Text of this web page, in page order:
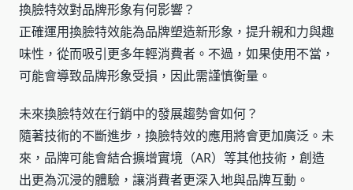
換臉特效對品牌形象有何影響？
正確運用換臉特效能為品牌塑造新形象，提升親和力與趣
味性，從而吸引更多年輕消費者。不過，如果使用不當，
可能會導致品牌形象受損，因此需謹慎衡量。
未來換臉特效在行銷中的發展趨勢會如何？
隨著技術的不斷進步，換臉特效的應用將會更加廣泛。未
來，品牌可能會結合擴增實境（AR）等其他技術，創造
出更為沉浸的體驗，讓消費者更深入地與品牌互動。